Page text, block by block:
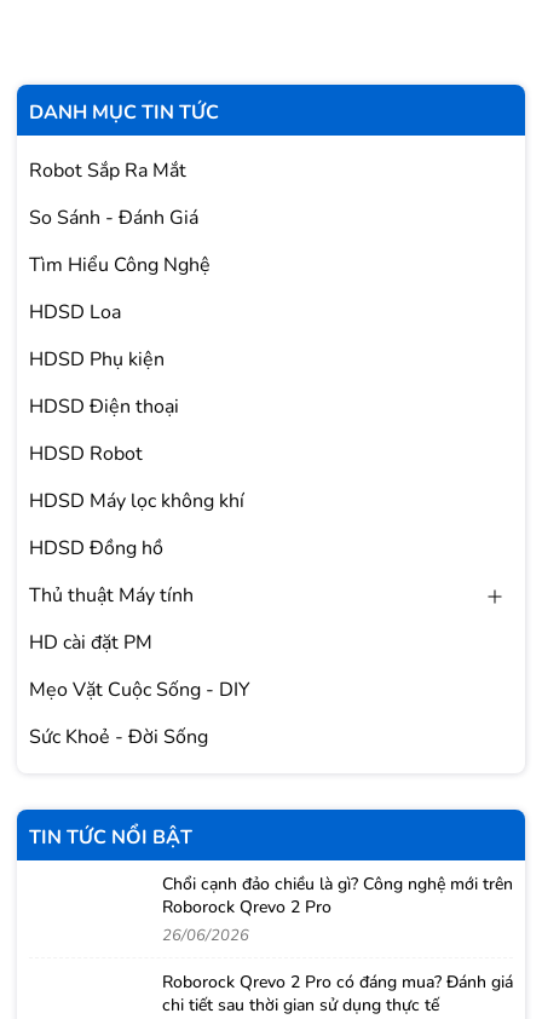
DANH MỤC TIN TỨC
Robot Sắp Ra Mắt
So Sánh - Đánh Giá
Tìm Hiểu Công Nghệ
HDSD Loa
HDSD Phụ kiện
HDSD Điện thoại
HDSD Robot
HDSD Máy lọc không khí
HDSD Đồng hồ
Thủ thuật Máy tính
HD cài đặt PM
Mẹo Vặt Cuộc Sống - DIY
Sức Khoẻ - Đời Sống
TIN TỨC NỔI BẬT
Chổi cạnh đảo chiều là gì? Công nghệ mới trên
Roborock Qrevo 2 Pro
26/06/2026
Roborock Qrevo 2 Pro có đáng mua? Đánh giá
chi tiết sau thời gian sử dụng thực tế